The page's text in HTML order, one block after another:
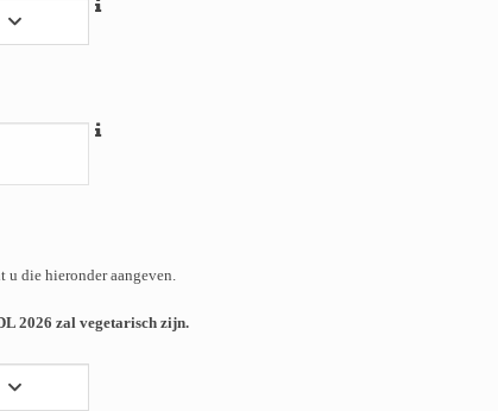
u die hieronder aangeven.
2026 zal vegetarisch zijn.